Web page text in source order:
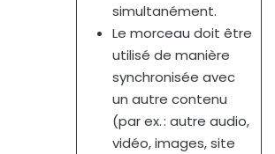
simultanément.
Le morceau doit être
utilisé de manière
synchronisée avec
un autre contenu
(par ex. : autre audio,
vidéo, images, site